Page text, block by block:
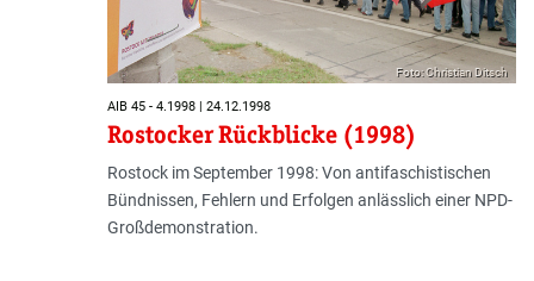
Foto: Christian Ditsch
AIB 45 - 4.1998 | 24.12.1998
Rostocker Rückblicke (1998)
Rostock im September 1998: Von antifaschistischen
Bündnissen, Fehlern und Erfolgen anlässlich einer NPD-
Großdemonstration.